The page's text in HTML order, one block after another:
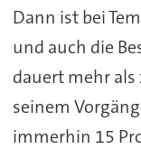
Dann ist bei
und auch die
dauert mehr als
seinem
immerhin 15